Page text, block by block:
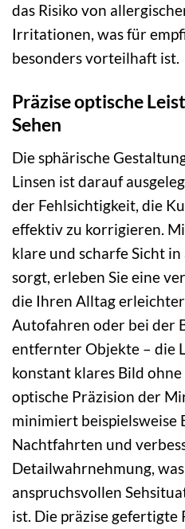
das Risiko von
Irritationen, was für
besonders vorteilhaft ist.
Präzise optische
Sehen
Die sphärische
Linsen ist darauf
der Fehlsichtigkeit, die
effektiv zu korrigieren.
klare und scharfe Sicht
sorgt, erleben Sie eine
die Ihren Alltag
Autofahren oder bei der
entfernter Objekte – die
konstant klares Bild
optische Präzision der
minimiert beispielsweise
Nachtfahrten und
Detailwahrnehmung,
anspruchsvollen
ist. Die präzise